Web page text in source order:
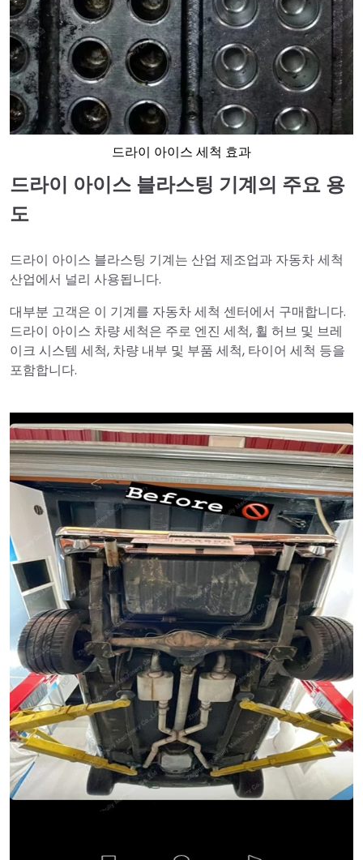
드라이 아이스 세척 효과
드라이 아이스 블라스팅 기계의 주요 용
도
드라이 아이스 블라스팅 기계는 산업 제조업과 자동차 세척
산업에서 널리 사용됩니다.
대부분 고객은 이 기계를 자동차 세척 센터에서 구매합니다.
드라이 아이스 차량 세척은 주로 엔진 세척, 휠 허브 및 브레
이크 시스템 세척, 차량 내부 및 부품 세척, 타이어 세척 등을
포함합니다.